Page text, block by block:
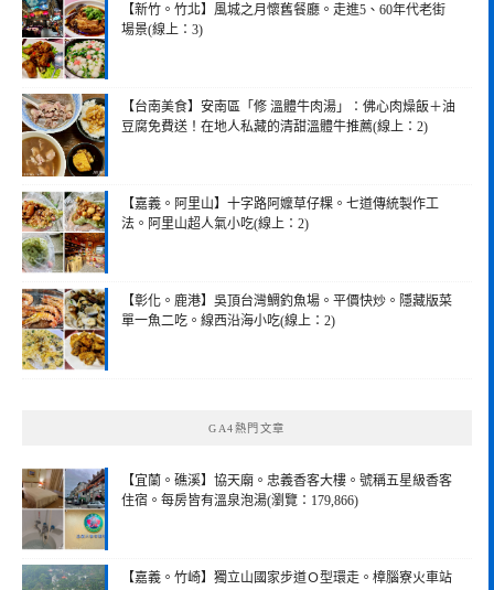
【新竹。竹北】風城之月懷舊餐廳。走進5、60年代老街
場景(線上：3)
【台南美食】安南區「修 溫體牛肉湯」：佛心肉燥飯＋油
豆腐免費送！在地人私藏的清甜溫體牛推薦(線上：2)
【嘉義。阿里山】十字路阿嬤草仔粿。七道傳統製作工
法。阿里山超人氣小吃(線上：2)
【彰化。鹿港】吳頂台灣鯛釣魚場。平價快炒。隱藏版菜
單一魚二吃。線西沿海小吃(線上：2)
GA4熱門文章
【宜蘭。礁溪】協天廟。忠義香客大樓。號稱五星級香客
住宿。每房皆有溫泉泡湯(瀏覽：179,866)
【嘉義。竹崎】獨立山國家步道Ｏ型環走。樟腦寮火車站